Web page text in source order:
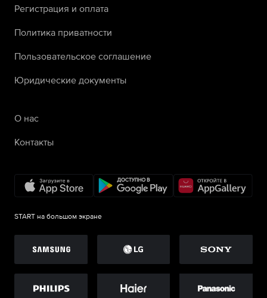
Регистрация и оплата
Политика приватности
Пользовательское соглашение
Юридические документы
О нас
Контакты
START на большом экране